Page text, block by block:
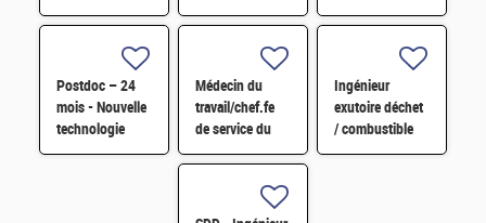
H/F
Postdoc – 24
mois - Nouvelle
technologie
d'imagerie
Médecin du
travail/chef.fe
de service du
SPST H/F
Ingénieur
exutoire déchet
/ combustible
H/F